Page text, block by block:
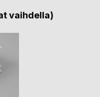
vaihdella)